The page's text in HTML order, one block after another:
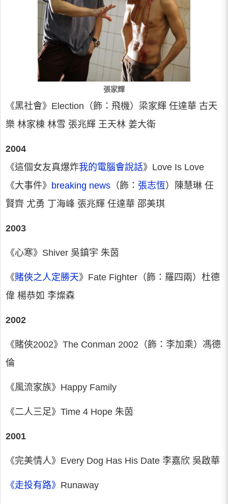
張家輝
《黑社會》Election（飾：飛機）梁家輝 任達華 古天
樂 林家棟 林雪 張兆輝 王天林 姜大衛
2004
《這個女友真爆炸我的電腦會說話》Love Is Love
《大事件》 breaking news （飾： 張志恆）陳慧琳 任
賢齊 尤勇 丁海峰 張兆輝 任達華 邵美琪
2003
《心寒》Shiver 吳鎮宇 朱茵
《賭俠之人定勝天》Fate Fighter（飾：羅四兩）杜德
偉 楊恭如 李燦森
2002
《賭俠2002》The Conman 2002（飾：李加乘）馮德
倫
《風流家族》Happy Family
《二人三足》Time 4 Hope 朱茵
2001
《完美情人》Every Dog Has His Date 李嘉欣 吳啟華
《走投有路》 Runaway